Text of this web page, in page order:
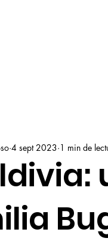
4 sept 2023 1 min de